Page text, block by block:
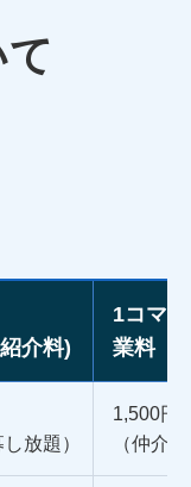
介料)
1コマ
業料
放題）
1,500円
（仲介